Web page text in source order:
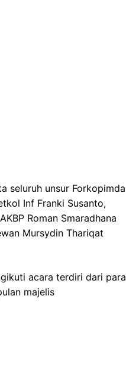
seluruh unsur Forkopimda
Inf Franki Susanto,
Roman Smaradhana
Mursydin Thariqat
acara terdiri dari para
majelis